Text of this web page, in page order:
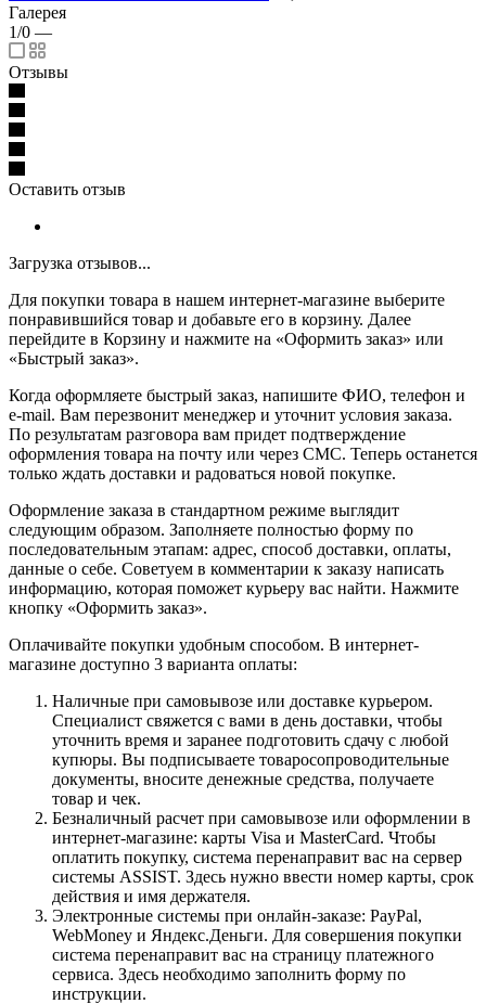
Галерея
1/0 —
Отзывы
Оставить отзыв
Загрузка отзывов...
Для покупки товара в нашем интернет-магазине выберите
понравившийся товар и добавьте его в корзину. Далее
перейдите в Корзину и нажмите на «Оформить заказ» или
«Быстрый заказ».
Когда оформляете быстрый заказ, напишите ФИО, телефон и
e-mail. Вам перезвонит менеджер и уточнит условия заказа.
По результатам разговора вам придет подтверждение
оформления товара на почту или через СМС. Теперь останется
только ждать доставки и радоваться новой покупке.
Оформление заказа в стандартном режиме выглядит
следующим образом. Заполняете полностью форму по
последовательным этапам: адрес, способ доставки, оплаты,
данные о себе. Советуем в комментарии к заказу написать
информацию, которая поможет курьеру вас найти. Нажмите
кнопку «Оформить заказ».
Оплачивайте покупки удобным способом. В интернет-
магазине доступно 3 варианта оплаты:
Наличные при самовывозе или доставке курьером.
Специалист свяжется с вами в день доставки, чтобы
уточнить время и заранее подготовить сдачу с любой
купюры. Вы подписываете товаросопроводительные
документы, вносите денежные средства, получаете
товар и чек.
Безналичный расчет при самовывозе или оформлении в
интернет-магазине: карты Visa и MasterCard. Чтобы
оплатить покупку, система перенаправит вас на сервер
системы ASSIST. Здесь нужно ввести номер карты, срок
действия и имя держателя.
Электронные системы при онлайн-заказе: PayPal,
WebMoney и Яндекс.Деньги. Для совершения покупки
система перенаправит вас на страницу платежного
сервиса. Здесь необходимо заполнить форму по
инструкции.